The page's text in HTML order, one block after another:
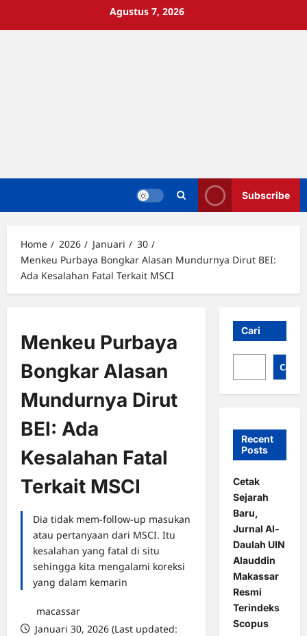
Agustus 7, 2026
Subscribe
Home 2026 Januari
30
Menkeu Purbaya Bongkar Alasan Mundurnya Dirut BEI:
Ada Kesalahan Fatal Terkait MSCI
Menkeu Purbaya
Bongkar Alasan
Mundurnya Dirut
BEI: Ada
Kesalahan Fatal
Terkait MSCI
Dia tidak mem-follow-up masukan
atau pertanyaan dari MSCI. Itu
kesalahan yang fatal di situ
sehingga kita mengalami koreksi
yang dalam kemarin
macassar
Januari 30, 2026 (Last updated:
Cari
Cari
Recent
Posts
Cetak
Sejarah
Baru,
Jurnal Al-
Daulah UIN
Alauddin
Makassar
Resmi
Terindeks
Scopus